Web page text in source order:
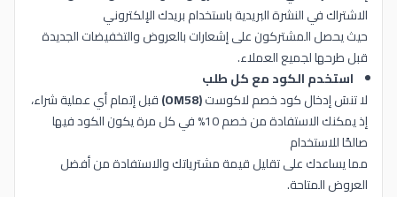
الاشتراك في النشرة البريدية باستخدام بريدك الإلكتروني
حيث يحصل المشتركون على إشعارات بالعروض والتخفيضات الجديدة
قبل طرحها لجميع العملاء.
استخدم الكود مع كل طلب
لا تنسَ إدخال كود خصم لاكوست(OM58)
قبل إتمام أي عملية شراء،
إذ يمكنك الاستفادة من خصم 10% في كل مرة يكون الكود فيها
صالحًا للاستخدام
مما يساعدك على تقليل قيمة مشترياتك والاستفادة من أفضل
العروض المتاحة.